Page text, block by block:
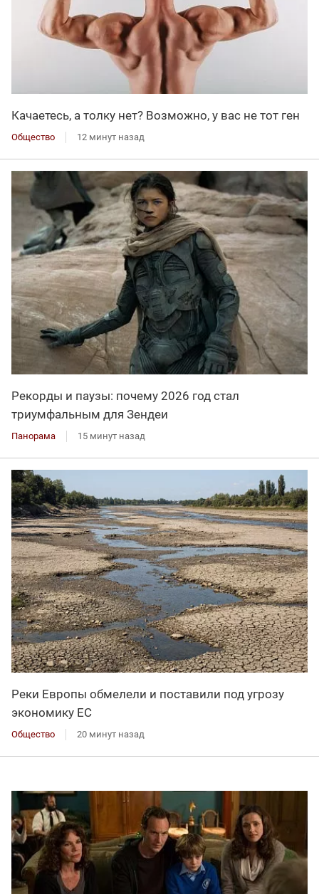
Качаетесь, а толку нет? Возможно, у вас не тот ген
Общество 12 минут назад
Рекорды и паузы: почему 2026 год стал
триумфальным для Зендеи
Панорама 15 минут назад
Реки Европы обмелели и поставили под угрозу
экономику ЕС
Общество 20 минут назад